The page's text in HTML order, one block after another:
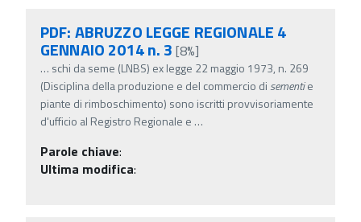
PDF: ABRUZZO LEGGE REGIONALE 4
GENNAIO 2014 n. 3 [8%]
… schi da seme (LNBS) ex legge 22 maggio 1973, n. 269
(Disciplina della produzione e del commercio di sementie
piante di rimboschimento) sono iscritti provvisoriamente
d'ufficio al Registro Regionale e …
Parole chiave:
Ultima modifica: